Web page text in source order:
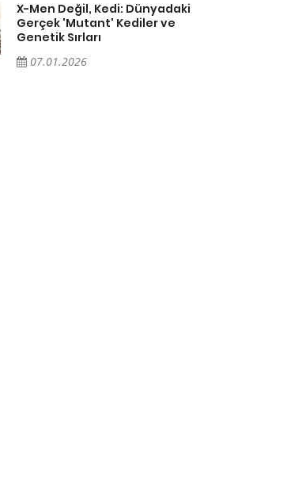
X-Men Değil, Kedi: Dünyadaki
Gerçek 'Mutant' Kediler ve
Genetik Sırları
07.01.2026